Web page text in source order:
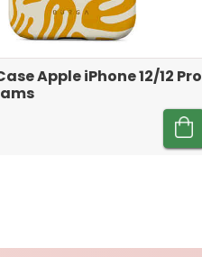
Apple iPhone 12/12 Pro